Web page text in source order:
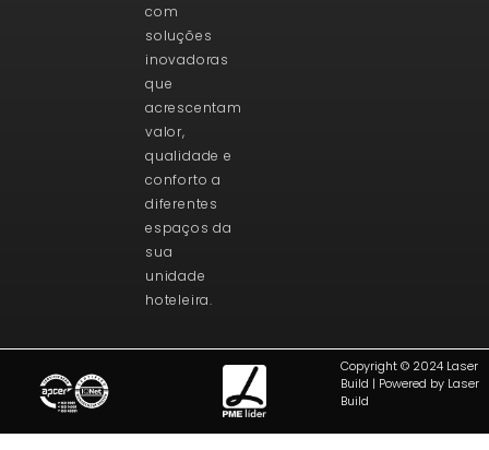
com
soluções
inovadoras
que
acrescentam
valor,
qualidade e
conforto a
diferentes
espaços da
sua
unidade
hoteleira.
Copyright © 2024 Laser
Build | Powered by Laser
Build